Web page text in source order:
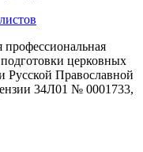
профессиональная
церковных
Русской Православной
34Л01 № 0001733,